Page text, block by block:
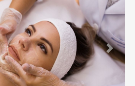
Next